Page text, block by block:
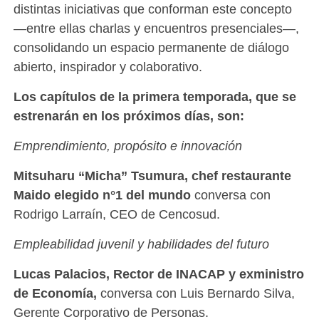
distintas iniciativas que conforman este concepto
—entre ellas charlas y encuentros presenciales—,
consolidando un espacio permanente de diálogo
abierto, inspirador y colaborativo.
Los capítulos de la primera temporada, que se
estrenarán en los próximos días, son:
Emprendimiento, propósito e innovación
Mitsuharu “Micha” Tsumura, chef restaurante
Maido elegido n°1 del mundo conversa con
Rodrigo Larraín, CEO de Cencosud.
Empleabilidad juvenil y habilidades del futuro
Lucas Palacios, Rector de INACAP y exministro
de Economía, conversa con Luis Bernardo Silva,
Gerente Corporativo de Personas.